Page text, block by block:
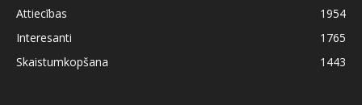
Attiecības
1954
Interesanti
1765
Skaistumkopšana
1443